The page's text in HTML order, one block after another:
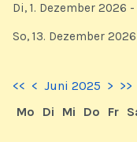
Di, 1. Dezember 2026 -
So, 13. Dezember 2026
<< < Juni 2025 > >>
Mo
Di Mi Do Fr